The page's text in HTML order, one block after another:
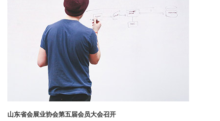
山东省会展业协会第五届会员大会召开